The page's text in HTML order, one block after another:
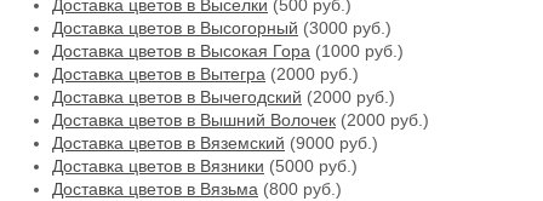
Доставка цветов в Выселки (500 руб.)
Доставка цветов в Высогорный (3000 руб.)
Доставка цветов в Высокая Гора (1000 руб.)
Доставка цветов в Вытегра (2000 руб.)
Доставка цветов в Вычегодский (2000 руб.)
Доставка цветов в Вышний Волочек (2000 руб.)
Доставка цветов в Вяземский (9000 руб.)
Доставка цветов в Вязники (5000 руб.)
Доставка цветов в Вязьма (800 руб.)